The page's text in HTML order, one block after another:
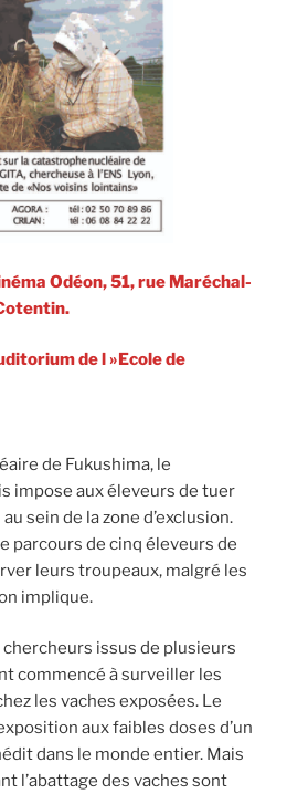
Odéon, 51, rue Maréchal-
de l »Ecole de
de Fukushima, le
impose aux éleveurs de tuer
sein de la zone d’exclusion.
parcours de cinq éleveurs de
leurs troupeaux, malgré les
implique.
issus de plusieurs
commencé à surveiller les
les vaches exposées. Le
aux faibles doses d’un
dans le monde entier. Mais
l’abattage des vaches sont